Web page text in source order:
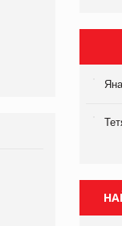
Брагина
Просування